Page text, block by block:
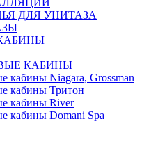
ДЛЯ УНИТАЗА
КАБИНЫ
кабины Niagara, Grossman
кабины Тритон
кабины River
кабины Domani Spa